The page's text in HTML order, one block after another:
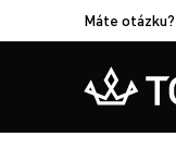
Máte otázku?